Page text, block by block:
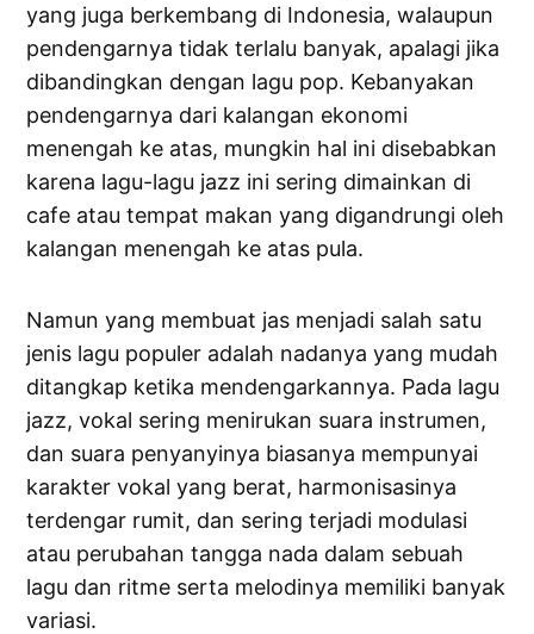
yang juga berkembang di Indonesia, walaupun
pendengarnya tidak terlalu banyak, apalagi jika
dibandingkan dengan lagu pop. Kebanyakan
pendengarnya dari kalangan ekonomi
menengah ke atas, mungkin hal ini disebabkan
karena lagu-lagu jazz ini sering dimainkan di
cafe atau tempat makan yang digandrungi oleh
kalangan menengah ke atas pula.
Namun yang membuat jas menjadi salah satu
jenis lagu populer adalah nadanya yang mudah
ditangkap ketika mendengarkannya. Pada lagu
jazz, vokal sering menirukan suara instrumen,
dan suara penyanyinya biasanya mempunyai
karakter vokal yang berat, harmonisasinya
terdengar rumit, dan sering terjadi modulasi
atau perubahan tangga nada dalam sebuah
lagu dan ritme serta melodinya memiliki banyak
variasi.